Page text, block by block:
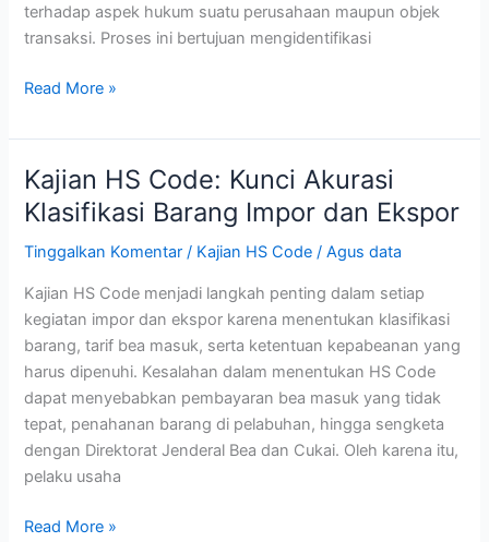
terhadap aspek hukum suatu perusahaan maupun objek
transaksi. Proses ini bertujuan mengidentifikasi
Read More »
Kajian HS Code: Kunci Akurasi
Klasifikasi Barang Impor dan Ekspor
Tinggalkan Komentar / Kajian HS Code /Agus data
Kajian HS Code menjadi langkah penting dalam setiap
kegiatan impor dan ekspor karena menentukan klasifikasi
barang, tarif bea masuk, serta ketentuan kepabeanan yang
harus dipenuhi. Kesalahan dalam menentukan HS Code
dapat menyebabkan pembayaran bea masuk yang tidak
tepat, penahanan barang di pelabuhan, hingga sengketa
dengan Direktorat Jenderal Bea dan Cukai. Oleh karena itu,
pelaku usaha
Kajian
HS
Code:
Kunci
Klasifikasi
Barang
Ekspor
Read More »